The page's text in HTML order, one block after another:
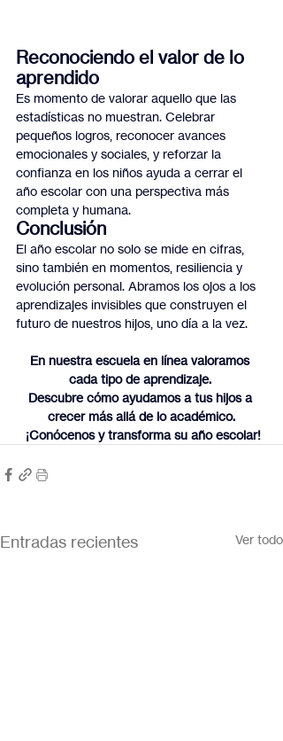
Reconociendo el valor de lo
aprendido
Es momento de valorar aquello que las
estadísticas no muestran. Celebrar
pequeños logros, reconocer avances
emocionales y sociales, y reforzar la
confianza en los niños ayuda a cerrar el
año escolar con una perspectiva más
completa y humana.
Conclusión
El año escolar no solo se mide en cifras,
sino también en momentos, resiliencia y
evolución personal. Abramos los ojos a los
aprendizajes invisibles que construyen el
futuro de nuestros hijos, uno día a la vez.
En nuestra escuela en línea valoramos
cada tipo de aprendizaje.
Descubre cómo ayudamos a tus hijos a
crecer más allá de lo académico.
¡Conócenos y transforma su año escolar!
Entradas recientes Ver todo